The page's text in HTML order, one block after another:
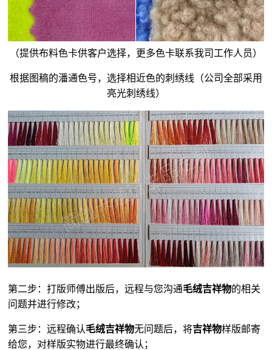
（提供布料色卡供客户选择，更多色卡联系我司工作人员）
根据图稿的潘通色号，选择相近色的刺绣线（公司全部采用
亮光刺绣线）
第二步：打版师傅出版后，远程与您沟通毛绒吉祥物的相关
问题并进行修改；
第三步：远程确认毛绒吉祥物无问题后，将吉祥物样版邮寄
给您，对样版实物进行最终确认；